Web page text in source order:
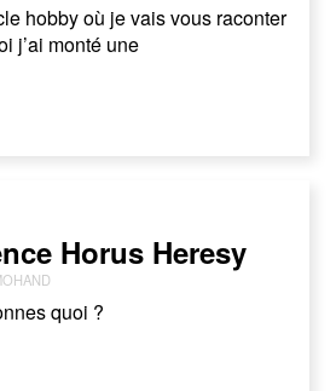
hobby où je vais vous raconter
j’ai monté une
Horus Heresy
quoi ?